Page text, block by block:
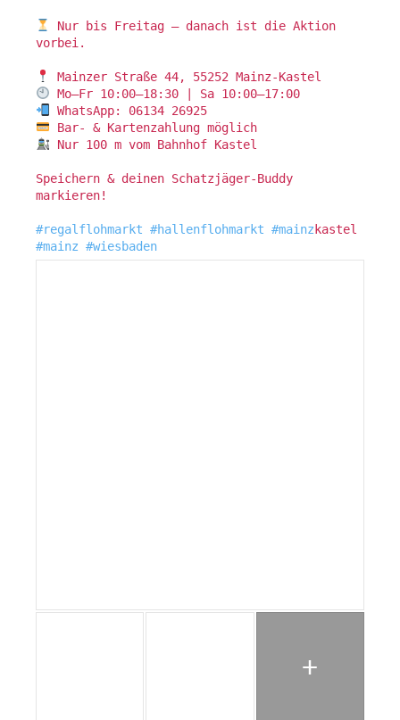
Nur bis Freitag – danach ist die Aktion
vorbei.
Mainzer Straße 44, 55252 Mainz-Kastel
Mo–Fr 10:00–18:30 | Sa 10:00–17:00
WhatsApp: 06134 26925
Bar- & Kartenzahlung möglich
Nur 100 m vom Bahnhof Kastel
Speichern & deinen Schatzjäger-Buddy
markieren!
#regalflohmarkt #hallenflohmarkt #mainz kastel
#mainz #wiesbaden
+